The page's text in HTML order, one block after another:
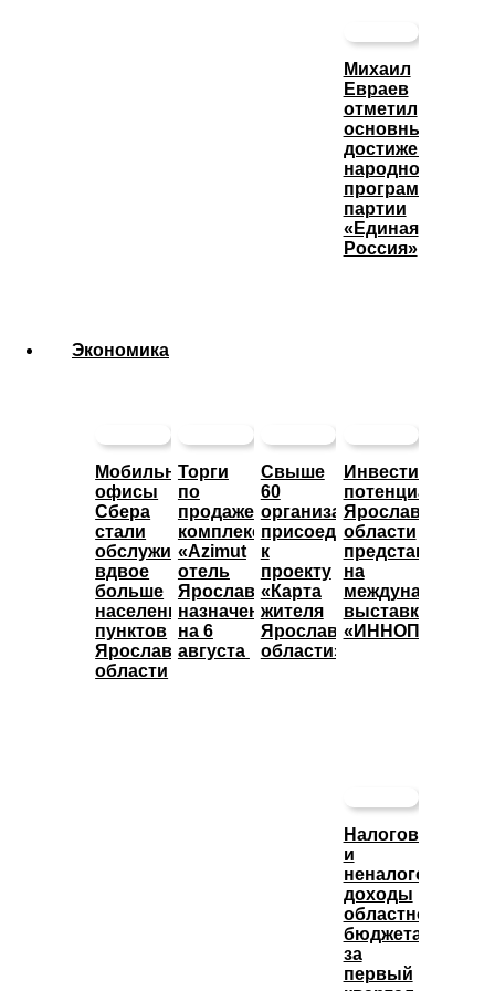
Михаил
Евраев
отметил
основные
достижения
народной
программы
партии
«Единая
Россия»
Экономика
Мобильные
офисы
Сбера
стали
обслуживать
вдвое
больше
населенных
пунктов
Ярославской
области
Торги
по
продаже
комплекса
«Azimut
отель
Ярославль»
назначены
на 6
августа
Свыше
60
организаций
присоединились
к
проекту
«Карта
жителя
Ярославской
области»
потенциал
Ярославской
области
представят
на
международной
выставке
«ИННОПРОМ»
Налоговые
и
неналоговые
доходы
областного
бюджета
за
первый